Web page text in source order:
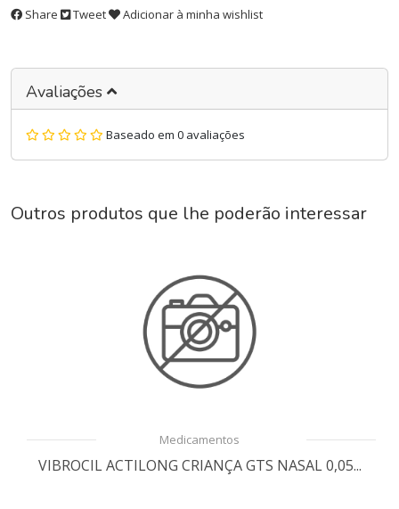
Share Tweet Adicionar à minha wishlist
Avaliações
Baseado em 0 avaliações
Outros produtos que lhe poderão interessar
Medicamentos
VIBROCIL ACTILONG CRIANÇA GTS NASAL 0,05...